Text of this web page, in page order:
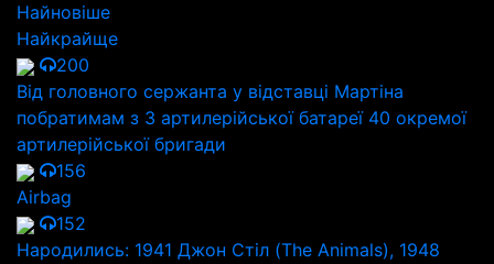
Найновіше
Найкрайще
200
Від головного сержанта у відставці Мартіна
побратимам з 3 артилерійської батареї 40 окремої
артилерійської бригади
156
Airbag
152
Народились: 1941 Джон Стіл (The Animals), 1948